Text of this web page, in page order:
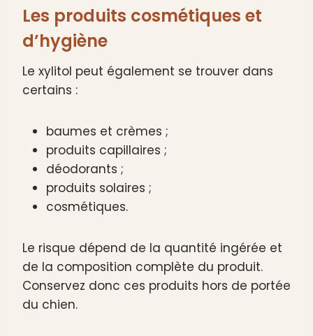
Les produits cosmétiques et
d’hygiène
Le xylitol peut également se trouver dans
certains :
baumes et crèmes ;
produits capillaires ;
déodorants ;
produits solaires ;
cosmétiques.
Le risque dépend de la quantité ingérée et
de la composition complète du produit.
Conservez donc ces produits hors de portée
du chien.